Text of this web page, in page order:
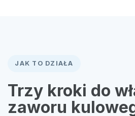
JAK TO DZIAŁA
Trzy kroki do
zaworu